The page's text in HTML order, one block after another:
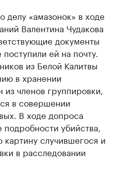
делу «амазонок» в ходе
Валентина Чудакова
документы
ей на почту.
из Белой Калитвы
в хранении
членов группировки,
в совершении
В ходе допроса
подробности убийства,
случившегося и
в расследовании